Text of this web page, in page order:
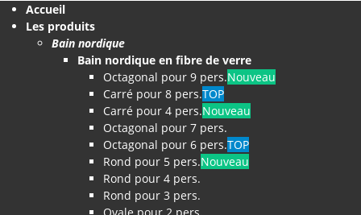
Accueil
Les produits
Bain nordique
Bain nordique en fibre de verre
Octagonal pour 9 pers.Nouveau
Carré pour 8 pers.TOP
Carré pour 4 pers.Nouveau
Octagonal pour 7 pers.
Octagonal pour 6 pers.TOP
Rond pour 5 pers.Nouveau
Rond pour 4 pers.
Rond pour 3 pers.